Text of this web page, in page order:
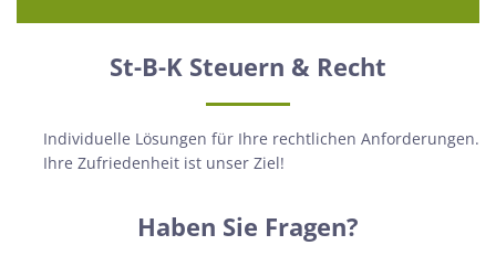
St-B-K Steuern & Recht
Individuelle Lösungen für Ihre rechtlichen Anforderungen.
Ihre Zufriedenheit ist unser Ziel!
Haben Sie Fragen?